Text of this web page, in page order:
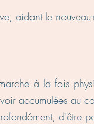
aidant le
à la fois
accumulées au
d'être